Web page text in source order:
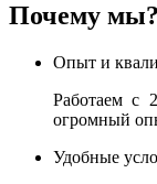
Почему мы?
Опыт и
Работаем с
огромный
Удобные